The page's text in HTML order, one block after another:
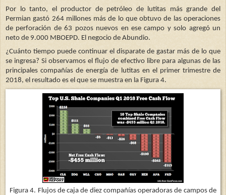
Por lo tanto, el productor de petróleo de lutitas más grande del
Permian gastó 264 millones más de lo que obtuvo de las operaciones
de perforación de 63 pozos nuevos en ese campo y solo agregó un
neto de 9.000 MBOEPD. El negocio de Abundio.
¿Cuánto tiempo puede continuar el disparate de gastar más de lo que
se ingresa? Si observamos el flujo de efectivo libre para algunas de las
principales compañías de energía de lutitas en el primer trimestre de
2018, el resultado es el que se muestra en la Figura 4.
Figura 4. Flujos de caja de diez compañías operadoras de campos de